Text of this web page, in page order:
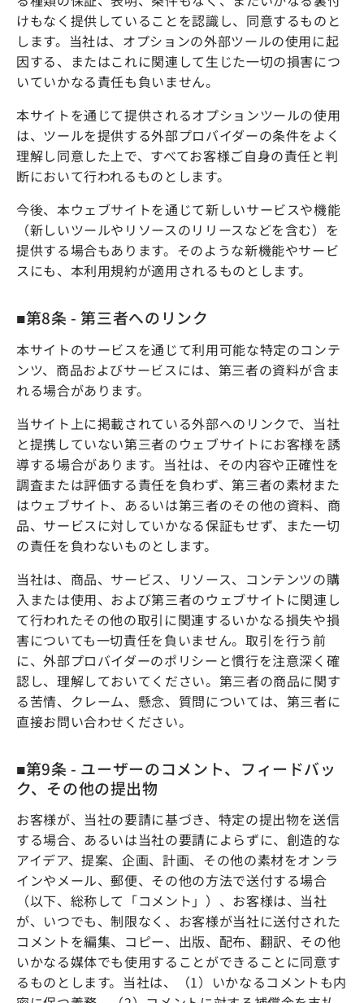
けもなく提供していることを認識し、同意するものと
します。当社は、オプションの外部ツールの使用に起
因する、またはこれに関連して生じた一切の損害につ
いていかなる責任も負いません。
本サイトを通じて提供されるオプションツールの使用
は、ツールを提供する外部プロバイダーの条件をよく
理解し同意した上で、すべてお客様ご自身の責任と判
断において行われるものとします。
今後、本ウェブサイトを通じて新しいサービスや機能
（新しいツールやリソースのリリースなどを含む）を
提供する場合もあります。そのような新機能やサービ
スにも、本利用規約が適用されるものとします。
■第8条 - 第三者へのリンク
本サイトのサービスを通じて利用可能な特定のコンテ
ンツ、商品およびサービスには、第三者の資料が含ま
れる場合があります。
当サイト上に掲載されている外部へのリンクで、当社
と提携していない第三者のウェブサイトにお客様を誘
導する場合があります。当社は、その内容や正確性を
調査または評価する責任を負わず、第三者の素材また
はウェブサイト、あるいは第三者のその他の資料、商
品、サービスに対していかなる保証もせず、また一切
の責任を負わないものとします。
当社は、商品、サービス、リソース、コンテンツの購
入または使用、および第三者のウェブサイトに関連し
て行われたその他の取引に関連するいかなる損失や損
害についても一切責任を負いません。取引を行う前
に、外部プロバイダーのポリシーと慣行を注意深く確
認し、理解しておいてください。第三者の商品に関す
る苦情、クレーム、懸念、質問については、第三者に
直接お問い合わせください。
■第9条 - ユーザーのコメント、フィードバッ
ク、その他の提出物
お客様が、当社の要請に基づき、特定の提出物を送信
する場合、あるいは当社の要請によらずに、創造的な
アイデア、提案、企画、計画、その他の素材をオンラ
インやメール、郵便、その他の方法で送付する場合
（以下、総称して「コメント」）、お客様は、当社
が、いつでも、制限なく、お客様が当社に送付された
コメントを編集、コピー、出版、配布、翻訳、その他
いかなる媒体でも使用することができることに同意す
るものとします。当社は、（1）いかなるコメントも内